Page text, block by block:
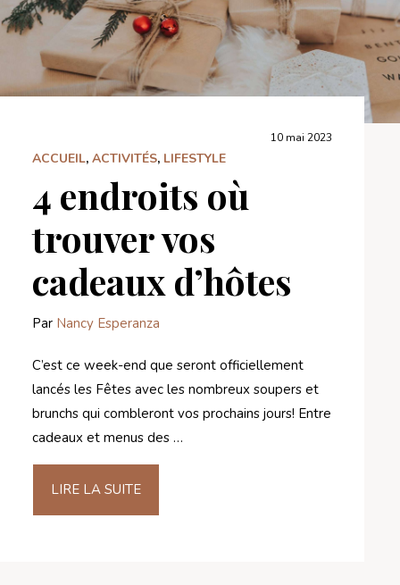
10 mai 2023
ACCUEIL, ACTIVITÉS, LIFESTYLE
4 endroits où
trouver vos
cadeaux d’hôtes
Par Nancy Esperanza
C’est ce week-end que seront officiellement
lancés les Fêtes avec les nombreux soupers et
brunchs qui combleront vos prochains jours! Entre
cadeaux et menus des …
LIRE LA SUITE